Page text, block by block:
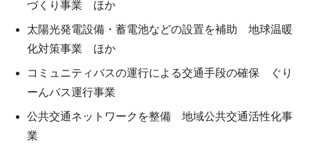
づくり事業 ほか
太陽光発電設備・蓄電池などの設置を補助 地球温暖
化対策事業 ほか
コミュニティバスの運行による交通手段の確保 ぐり
ーんバス運行事業
公共交通ネットワークを整備 地域公共交通活性化事
業